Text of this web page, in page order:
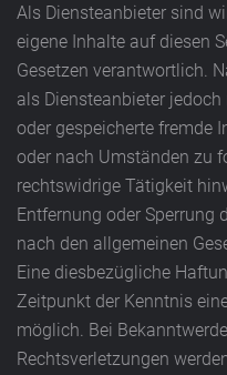
Als Diensteanbieter sind
eigene Inhalte auf diesen
Gesetzen verantwortlich.
als Diensteanbieter
oder gespeicherte fremde
oder nach Umständen zu
rechtswidrige Tätigkeit
Entfernung oder Sperrung
nach den allgemeinen
Eine diesbezügliche
Zeitpunkt der Kenntnis
möglich. Bei
Rechtsverletzungen